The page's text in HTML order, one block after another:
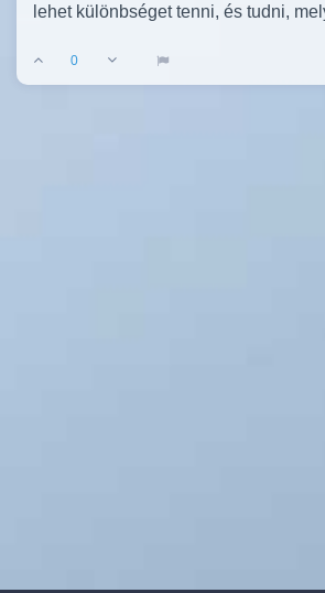
lehet különbséget tenni, és tudni,
0